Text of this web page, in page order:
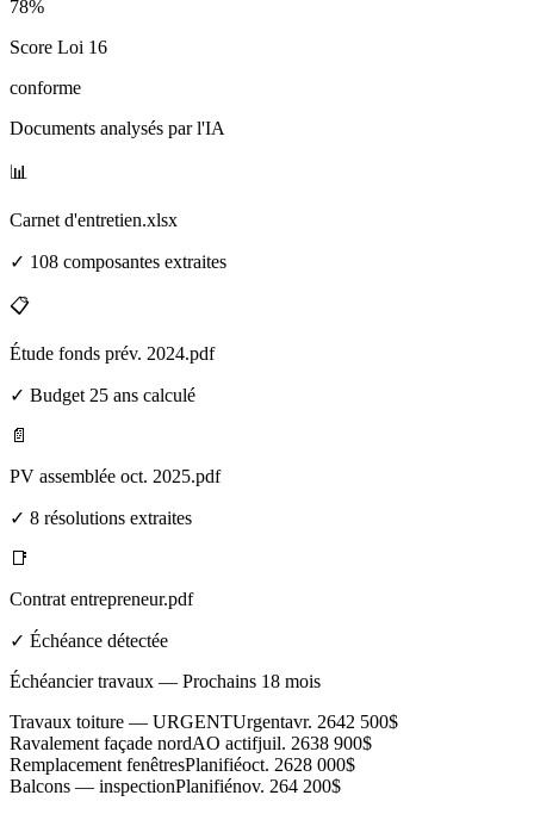
78%
Score Loi 16
conforme
Documents analysés par l'IA
📊
Carnet d'entretien.xlsx
✓ 108 composantes extraites
📋
Étude fonds prév. 2024.pdf
✓ Budget 25 ans calculé
📄
PV assemblée oct. 2025.pdf
✓ 8 résolutions extraites
📑
Contrat entrepreneur.pdf
✓ Échéance détectée
Échéancier travaux — Prochains 18 mois
Travaux toiture — URGENTUrgentavr. 2642 500$
Ravalement façade nordAO actifjuil. 2638 900$
Remplacement fenêtresPlanifiéoct. 2628 000$
Balcons — inspectionPlanifiénov. 264 200$